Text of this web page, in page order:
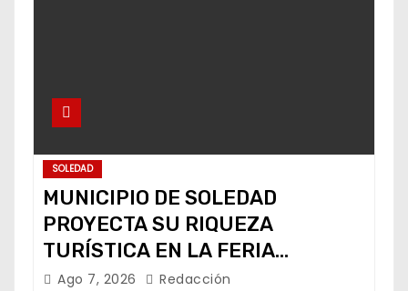
SOLEDAD
MUNICIPIO DE SOLEDAD
PROYECTA SU RIQUEZA
TURÍSTICA EN LA FERIA
NACIONAL POTOSINA
Ago 7, 2026 Redacción